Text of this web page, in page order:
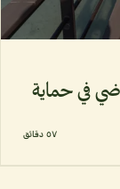
في حماية
٥٧ دقائق